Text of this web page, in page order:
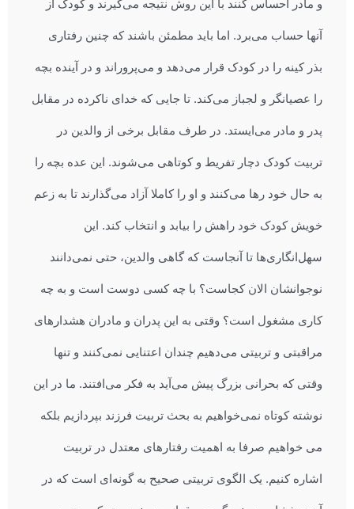
و مادر احساس کنند با این روش نتیجه می‌گیرند و کودک از
آنها حساب می‌برد. اما باید مطمئن باشند که چنین رفتاری
بذر کینه را در کودک قرار می‌دهد و می‌پروراند و در آینده بچه
را عصیانگر و لجباز می‌کند. تا جایی که خدای ناکرده در مقابل
پدر و مادر می‌ایستد. در طرف مقابل برخی از والدین در
تربیت کودک دچار تفریط و کوتاهی می‌شوند. این عده بچه را
به حال خود رها می‌کنند و او را کاملا آزاد می‌گذارند تا به زعم
خویش کودک خود راهش را بیابد و انتخاب کند. این
سهل‌انگاری‌ها تا آنجاست که گاهی والدین، حتی نمی‌دانند
نوجوانشان الان کجاست؟ با چه کسی دوست است و به چه
کاری مشغول است؟ وقتی به این پدران و مادران هشدارهای
مراقبتی و تربیتی می‌دهیم چندان اعتنایی نمی‌کنند و تنها
وقتی که بحرانی بزرگ پیش می‌آید به فکر می‌افتند. ما در این
نوشته کوتاه نمی‌خواهیم به بحث تربیت فرزند بپردازیم بلکه
می خواهیم صرفا به اهمیت رفتارهای معتدل در تربیت
اشاره کنیم. یک الگوی تربیتی صحیح به گونه‌ای است که در